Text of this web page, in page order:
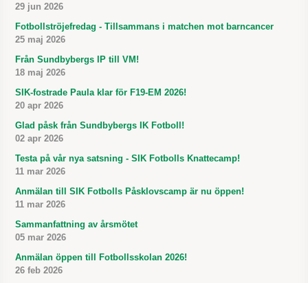
29 jun 2026
Fotbollströjefredag - Tillsammans i matchen mot barncancer
25 maj 2026
Från Sundbybergs IP till VM!
18 maj 2026
SIK-fostrade Paula klar för F19-EM 2026!
20 apr 2026
Glad påsk från Sundbybergs IK Fotboll!
02 apr 2026
Testa på vår nya satsning - SIK Fotbolls Knattecamp!
11 mar 2026
Anmälan till SIK Fotbolls Påsklovscamp är nu öppen!
11 mar 2026
Sammanfattning av årsmötet
05 mar 2026
Anmälan öppen till Fotbollsskolan 2026!
26 feb 2026